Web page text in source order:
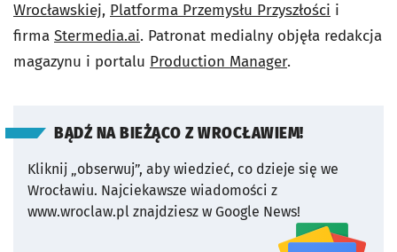
Wrocławskiej, Platforma Przemysłu Przyszłości i
firma Stermedia.ai. Patronat medialny objęła redakcja
magazynu i portalu Production Manager.
BĄDŹ NA BIEŻĄCO Z WROCŁAWIEM!
Kliknij „obserwuj”, aby wiedzieć, co dzieje się we
Wrocławiu. Najciekawsze wiadomości z
www.wroclaw.pl znajdziesz w Google News!